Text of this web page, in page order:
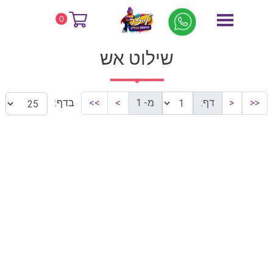
0 דף הבית שילוט אש
שילוט אש
<<
< דף: מ- 1 >
>> בדף: